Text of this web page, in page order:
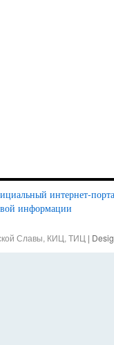
Славы, КИЦ, ТИЦ |